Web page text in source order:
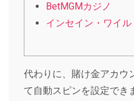
BetMGMカジノ
インセイン・ワイ
代わりに、賭け金アカウ
て自動スピンを設定でき